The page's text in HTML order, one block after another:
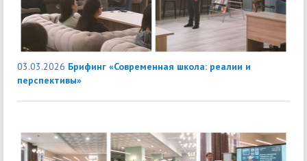
03.03.2026 Брифинг «Современная школа: реалии и
перспективы»